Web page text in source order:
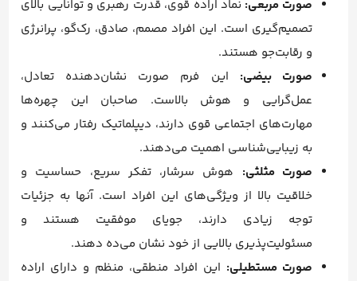
صورت مربعی: نماد اراده قوی، قدرت رهبری و توانایی بالای
تصمیم‌گیری است. این افراد مصمم، صادق، رک‌گو، پرانرژی
و رقابت‌جو هستند.
صورت بیضی: این فرم صورت نشان‌دهنده تعادل،
عمل‌گرایی و هوش بالاست. صاحبان این چهره‌ها
مهارت‌های اجتماعی قوی دارند، دیپلماتیک رفتار می‌کنند و
به زیبایی‌شناسی اهمیت می‌دهند.
صورت مثلثی: هوش سرشار، تفکر سریع، حساسیت و
خلاقیت بالا از ویژگی‌های این افراد است. آنها به جزئیات
توجه زیادی دارند، جویای موفقیت هستند و
مسئولیت‌پذیری بالایی از خود نشان می‌ده دهند.
صورت مستطیلی: این افراد منطقی، منظم و دارای اراده